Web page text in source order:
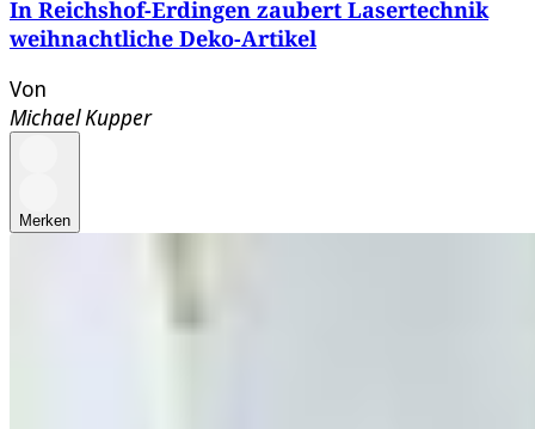
In Reichshof-Erdingen zaubert Lasertechnik
weihnachtliche Deko-Artikel
Von
Michael Kupper
Merken